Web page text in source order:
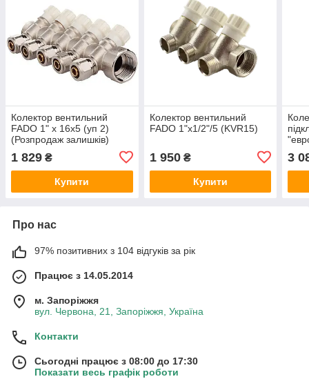
Колектор вентильний
FADO 1" x 16x5 (уп 2)
(Розпродаж залишків)
1 829 ₴
Купити
Колектор вентильний
FADO 1"x1/2"/5 (KVR15)
1 950₴
Купити
3
Про нас
97% позитивних з 104 відгуків за рік
Працює з 14.05.2014
м. Запоріжжя
вул. Червона, 21, Запоріжжя, Україна
Контакти
Сьогодні працює з 08:00 до 17:30
Показати весь графік роботи